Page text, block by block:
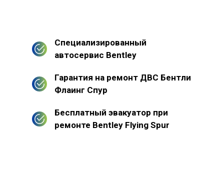
Специализированный
автосервис Bentley
Гарантия на ремонт ДВС Бентли
Флаинг Спур
Бесплатный эвакуатор при
ремонте Bentley Flying Spur